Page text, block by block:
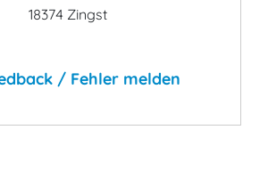
18374 Zingst
/ Fehler melden